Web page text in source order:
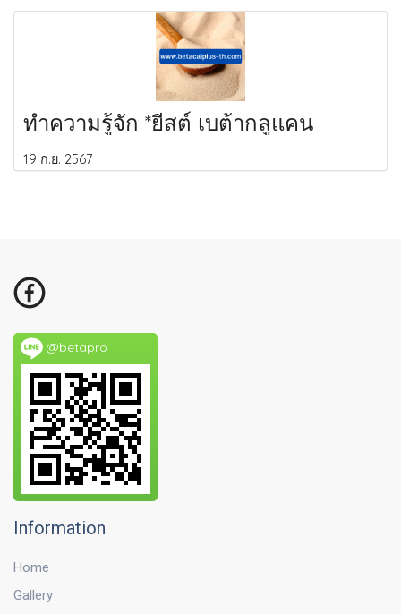
ทำความรู้จัก *ยีสต์ เบต้ากลูแคน
19 ก.ย. 2567
@betapro
Information
Home
Gallery